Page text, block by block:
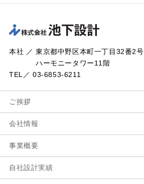
本社 ／ 東京都中野区本町一丁目32番2号
ハーモニータワー11階
TEL／ 03-6853-6211
ご挨拶
会社情報
事業概要
自社設計実績